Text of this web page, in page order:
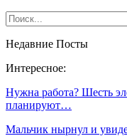
Недавние Посты
Интересное:
Нужна работа? Шесть
планируют…
Мальчик нырнул и